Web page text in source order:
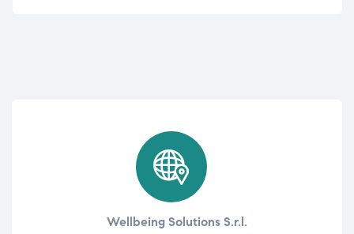
Wellbeing Solutions S.r.l.